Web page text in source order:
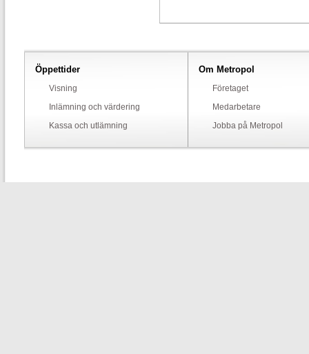
Öppettider
Visning
Inlämning och värdering
Kassa och utlämning
Om Metropol
Företaget
Medarbetare
Jobba på Metropol